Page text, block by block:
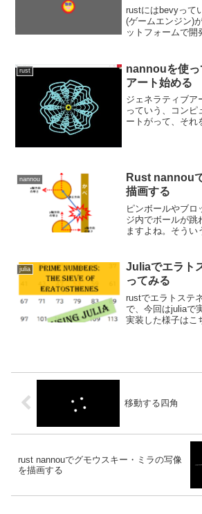
rustにはbevyって
(ゲームエンジン)
ットフォームで開
てるらしいので、
は、公...
rust
nannouを使っ
アート始める
ジェネラティブア
っていう、コンピ
ートがって、それ
nannou
Rust nannou
描画する
ピンボールやブロ
ジ内でボールが跳
ますよね。そうい
ボールを描画する
ールを描画し...
julia
Juliaでエラト
ってみる
rustでエラトステ
で、今回はjuliaで
実装した様子はこ
移動する四角
rust nannouでグモウスキー・ミラの写像
を描画する